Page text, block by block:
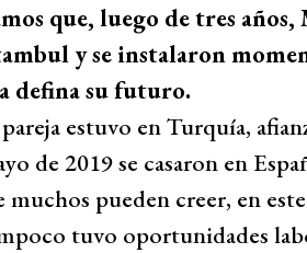
que, luego de tres
y se instalaron
defina su futuro.
estuvo en Turquía,
de 2019 se casaron en
pueden creer, en
tuvo oportunidades